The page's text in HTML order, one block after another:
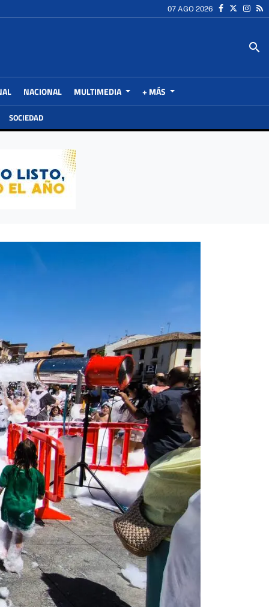
07 AGO 2026
search
NACIONAL MULTIMEDIA + MÁS
SOCIEDAD